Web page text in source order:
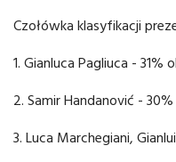
Czołówka klasyfikacji
1. Gianluca Pagliuca -
2. Samir Handanović - 30%
3. Luca Marchegiani,